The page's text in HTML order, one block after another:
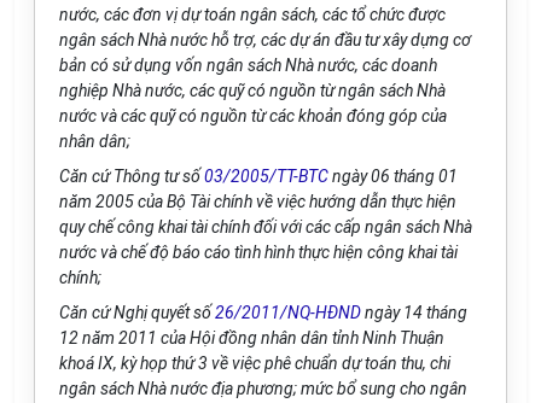
nước, các đơn vị dự toán ngân sách, các tổ chức được
ngân sách Nhà nước hỗ trợ, các dự án đầu tư xây dựng cơ
bản có sử dụng vốn ngân sách Nhà nước, các doanh
nghiệp Nhà nước, các quỹ có nguồn từ ngân sách Nhà
nước và các quỹ có nguồn từ các khoản đóng góp của
nhân dân;
Căn cứ Thông tư số03/2005/TT-BTCngày 06 tháng 01
năm 2005 của Bộ Tài chính về việc hướng dẫn thực hiện
quy chế công khai tài chính đối với các cấp ngân sách Nhà
nước và chế độ báo cáo tình hình thực hiện công khai tài
chính;
Căn cứ Nghị quyết số26/2011/NQ-HĐNDngày 14 tháng
12 năm 2011 của Hội đồng nhân dân tỉnh Ninh Thuận
khoá IX, kỳ họp thứ 3 về việc phê chuẩn dự toán thu, chi
ngân sách Nhà nước địa phương; mức bổ sung cho ngân